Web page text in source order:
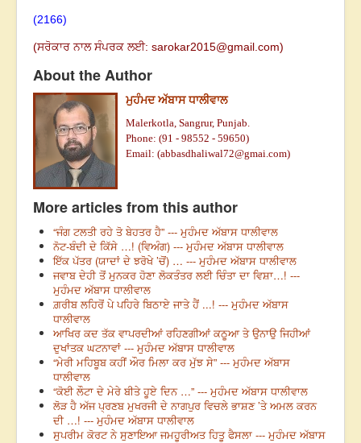
(2166)
(ਸਰੋਕਾਰ ਨਾਲ ਸੰਪਰਕ ਲਈ: sarokar2015@gmail.com)
About the Author
ਮੁਹੰਮਦ ਅੱਬਾਸ ਧਾਲੀਵਾਲ
Malerkotla, Sangrur, Punjab.
Phone: (91 - 98552 - 59650)
Email: (abbasdhaliwal72@gmai.com)
More articles from this author
“ਜੰਗ ਟਲਤੀ ਰਹੇ ਤੋ ਬੇਹਤਰ ਹੈ” --- ਮੁਹੰਮਦ ਅੱਬਾਸ ਧਾਲੀਵਾਲ
ਨੋਟ-ਬੰਦੀ ਦੇ ਕਿੱਸੇ …! (ਵਿਅੰਗ) --- ਮੁਹੰਮਦ ਅੱਬਾਸ ਧਾਲੀਵਾਲ
ਇੱਕ ਪੱਤਰ (ਯਾਦਾਂ ਦੇ ਝਰੋਖੇ ’ਚੋਂ) … --- ਮੁਹੰਮਦ ਅੱਬਾਸ ਧਾਲੀਵਾਲ
ਜਵਾਬ ਦੇਹੀ ਤੋਂ ਮੁਨਕਰ ਹੋਣਾ ਲੋਕਤੰਤਰ ਲਈ ਚਿੰਤਾ ਦਾ ਵਿਸ਼ਾ…! ---
ਮੁਹੰਮਦ ਅੱਬਾਸ ਧਾਲੀਵਾਲ
ਗ਼ਰੀਬ ਲਹਿਰੋਂ ਪੇ ਪਹਿਰੇ ਬਿਠਾਏ ਜਾਤੇ ਹੈਂ ...! --- ਮੁਹੰਮਦ ਅੱਬਾਸ
ਧਾਲੀਵਾਲ
ਆਖਿਰ ਕਦ ਤੱਕ ਵਾਪਰਦੀਆਂ ਰਹਿਣਗੀਆਂ ਕਠੂਆ ਤੇ ਉਨਾਉ ਜਿਹੀਆਂ
ਦੁਖਾਂਤਕ ਘਟਨਾਵਾਂ --- ਮੁਹੰਮਦ ਅੱਬਾਸ ਧਾਲੀਵਾਲ
“ਮੇਰੀ ਮਹਿਬੂਬ ਕਹੀਂ ਔਰ ਮਿਲਾ ਕਰ ਮੁੱਝ ਸੇ” --- ਮੁਹੰਮਦ ਅੱਬਾਸ
ਧਾਲੀਵਾਲ
“ਕੋਈ ਲੌਟਾ ਦੇ ਮੇਰੇ ਬੀਤੇ ਹੂਏ ਦਿਨ …” --- ਮੁਹੰਮਦ ਅੱਬਾਸ ਧਾਲੀਵਾਲ
ਲੋੜ ਹੈ ਅੱਜ ਪ੍ਰਣਬ ਮੁਖਰਜੀ ਦੇ ਨਾਗਪੁਰ ਵਿਚਲੇ ਭਾਸ਼ਣ ’ਤੇ ਅਮਲ ਕਰਨ
ਦੀ …! --- ਮੁਹੰਮਦ ਅੱਬਾਸ ਧਾਲੀਵਾਲ
ਸੁਪਰੀਮ ਕੋਰਟ ਨੇ ਸੁਣਾਇਆ ਜਮਹੂਰੀਅਤ ਹਿਤੂ ਫੈਸਲਾ --- ਮੁਹੰਮਦ ਅੱਬਾਸ